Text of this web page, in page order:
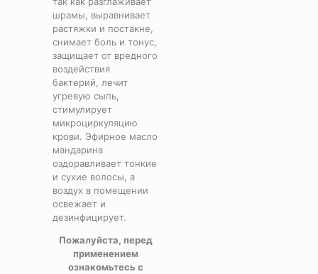
шрамы, выравнивает
растяжки и постакне,
снимает боль и тонус,
защищает от вредного
воздействия
бактерий, лечит
угревую сыпь,
стимулирует
микроциркуляцию
крови. Эфирное масло
мандарина
оздоравливает тонкие
и сухие волосы, а
воздух в помещении
освежает и
дезинфицирует.
Пожалуйста, перед
применением
ознакомьтесь с